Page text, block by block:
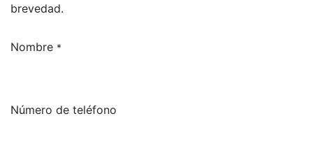
brevedad.
Nombre *
Número de teléfono